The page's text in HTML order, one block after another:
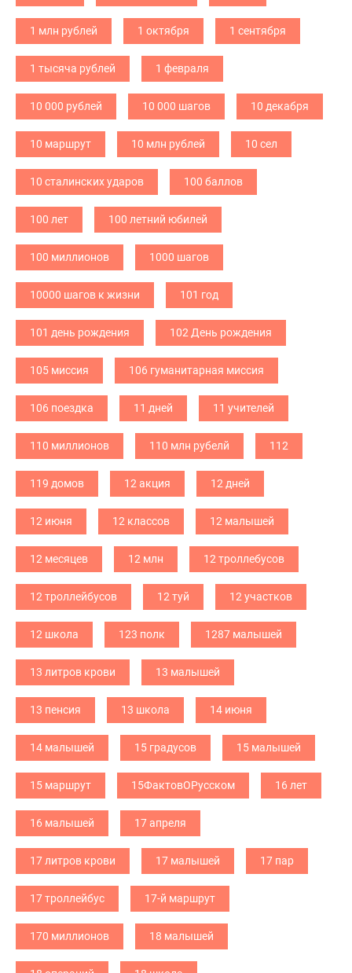
1 млн рублей 1 октября 1 сентября
1 тысяча рублей 1 февраля
10 000 рублей 10 000 шагов 10 декабря
10 маршрут 10 млн рублей 10 сел
10 сталинских ударов 100 баллов
100 лет 100 летний юбилей
100 миллионов 1000 шагов
10000 шагов к жизни 101 год
101 день рождения 102 День рождения
105 миссия 106 гуманитарная миссия
106 поездка 11 дней 11 учителей
110 миллионов 110 млн рубелй 112
119 домов 12 акция 12 дней
12 июня 12 классов 12 малышей
12 месяцев 12 млн 12 троллебусов
12 троллейбусов 12 туй 12 участков
12 школа 123 полк 1287 малышей
13 литров крови 13 малышей
13 пенсия 13 школа 14 июня
14 малышей 15 градусов 15 малышей
15 маршрут 15ФактовОРусском 16 лет
16 малышей 17 апреля
17 литров крови 17 малышей 17 пар
17 троллейбус 17-й маршрут
170 миллионов 18 малышей